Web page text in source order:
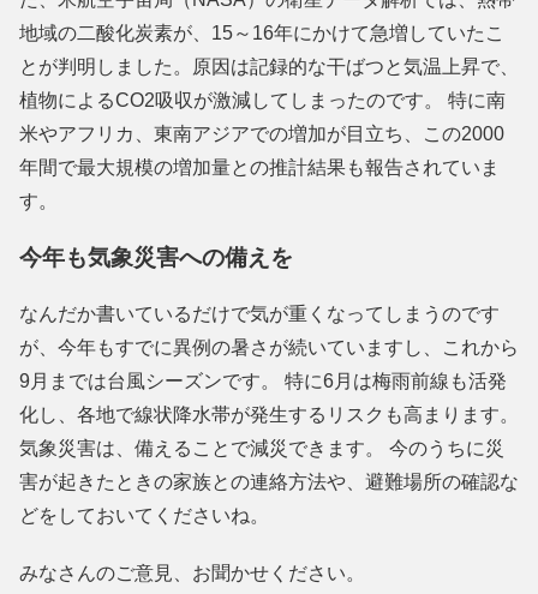
地域の二酸化炭素が、15～16年にかけて急増していたこ
とが判明しました。原因は記録的な干ばつと気温上昇で、
植物によるCO2吸収が激減してしまったのです。 特に南
米やアフリカ、東南アジアでの増加が目立ち、この2000
年間で最大規模の増加量との推計結果も報告されていま
す。
今年も気象災害への備えを
なんだか書いているだけで気が重くなってしまうのです
が、今年もすでに異例の暑さが続いていますし、これから
9月までは台風シーズンです。 特に6月は梅雨前線も活発
化し、各地で線状降水帯が発生するリスクも高まります。
気象災害は、備えることで減災できます。 今のうちに災
害が起きたときの家族との連絡方法や、避難場所の確認な
どをしておいてくださいね。
みなさんのご意見、お聞かせください。